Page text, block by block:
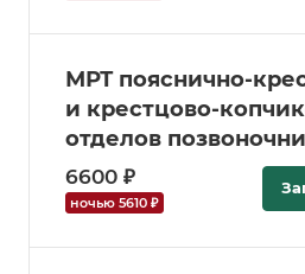
МРТ пояснично-
и крестцово-
отделов
6600 ₽
ночью 5610 ₽